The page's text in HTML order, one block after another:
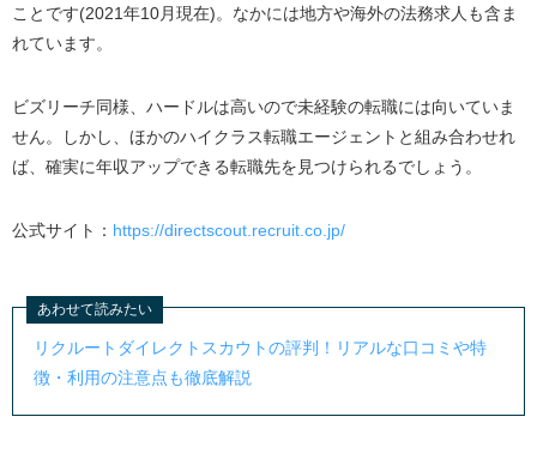
ことです(2021年10月現在)。なかには地方や海外の法務求人も含ま
れています。
ビズリーチ同様、ハードルは高いので未経験の転職には向いていま
せん。しかし、ほかのハイクラス転職エージェントと組み合わせれ
ば、確実に年収アップできる転職先を見つけられるでしょう。
公式サイト： https://directscout.recruit.co.jp/
あわせて読みたい
リクルートダイレクトスカウトの評判！リアルな口コミや特
徴・利用の注意点も徹底解説